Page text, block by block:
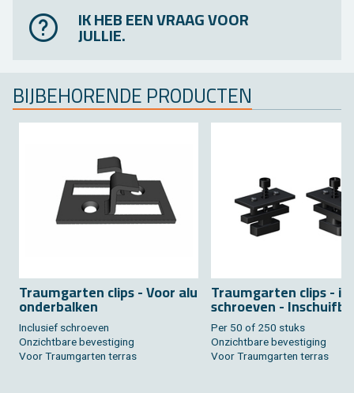
IK HEB EEN VRAAG VOOR
JULLIE.
BIJ­BE­HO­REN­DE PRO­DUC­TEN
Traum­gar­ten clips - Voor alu
on­der­bal­ken
In­clu­sief schroe­ven
On­zicht­ba­re be­ves­ti­ging
Voor Traum­gar­ten ter­ras
Traum­gar­ten clips -
schroe­ven -
Per 50 of 250 stuks
On­zicht­ba­re be­ves­ti­ging
Voor Traum­gar­ten ter­ras